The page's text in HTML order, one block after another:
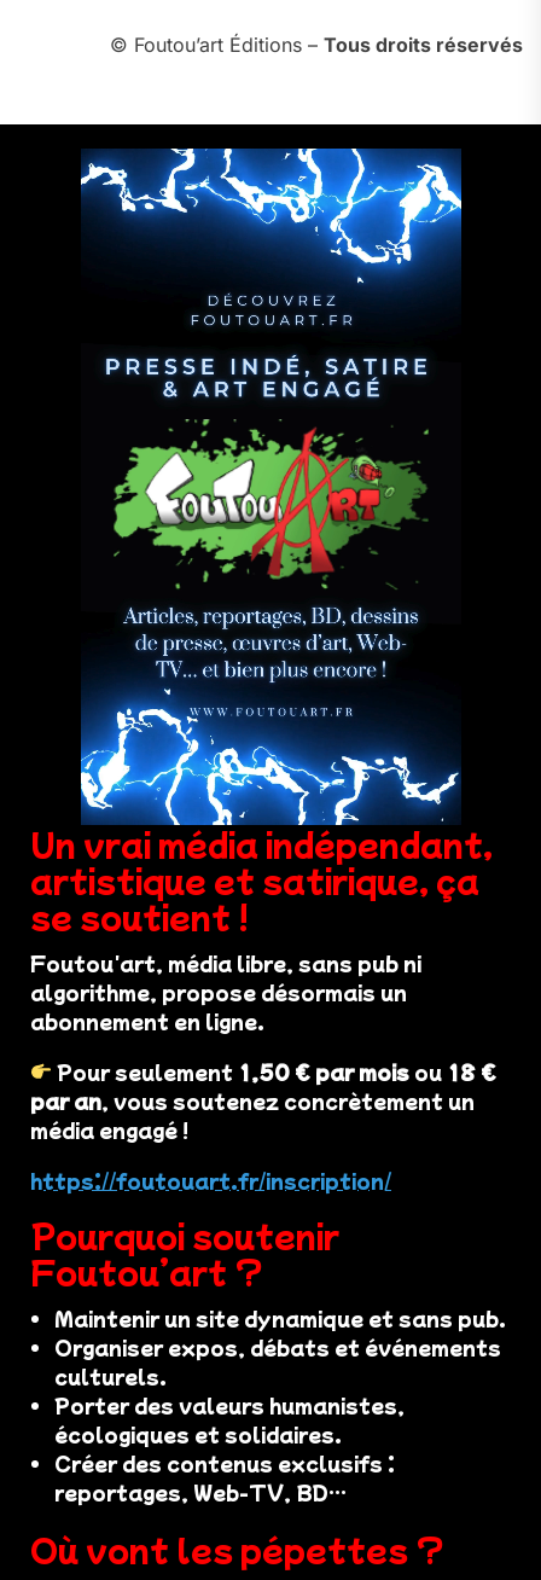
© Foutou’art Éditions – Tous droits réservés
Un vrai média indépendant,
artistique et satirique, ça
se soutient !
Foutou'art, média libre, sans pub ni
algorithme, propose désormais un
abonnement en ligne.
Pour seulement 1,50 € par mois ou 18 €
par an, vous soutenez concrètement un
média engagé !
https://foutouart.fr/inscription/
Pourquoi soutenir
Foutou’art ?
Maintenir un site dynamique et sans pub.
Organiser expos, débats et événements
culturels.
Porter des valeurs humanistes,
écologiques et solidaires.
Créer des contenus exclusifs :
reportages, Web-TV, BD…
Où vont les pépettes ?